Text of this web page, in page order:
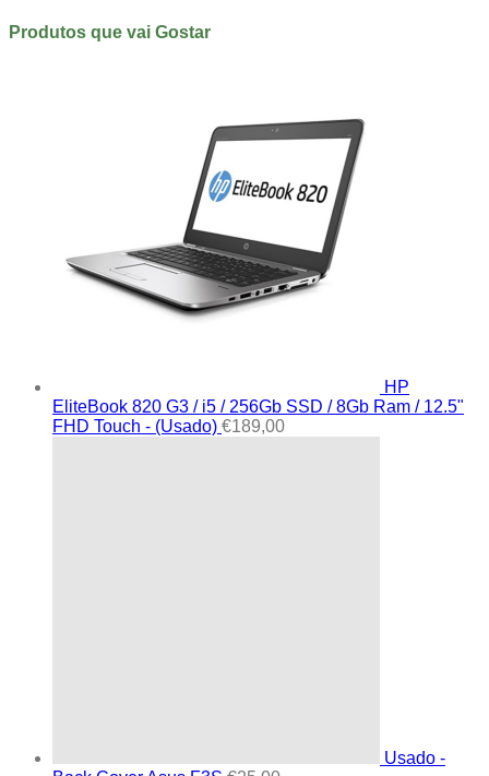
Produtos que vai Gostar
HP
EliteBook 820 G3 / i5 / 256Gb SSD / 8Gb Ram / 12.5"
FHD Touch - (Usado) €189,00
Usado -